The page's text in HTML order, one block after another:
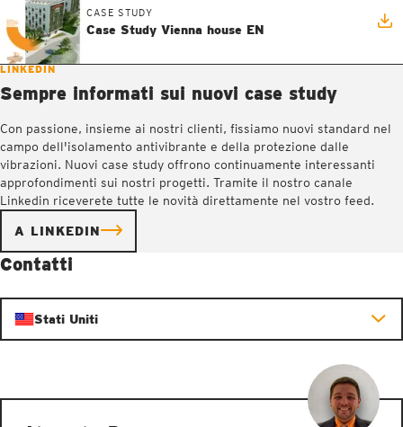
CASE STUDY
Case Study Vienna house EN
LINKEDIN
Sempre informati sui nuovi case study
Con passione, insieme ai nostri clienti, fissiamo nuovi standard nel
campo dell'isolamento antivibrante e della protezione dalle
vibrazioni. Nuovi case study offrono continuamente interessanti
approfondimenti sui nostri progetti. Tramite il nostro canale
Linkedin riceverete tutte le novità direttamente nel vostro feed.
A LINKEDIN
Contatti
Stati Uniti